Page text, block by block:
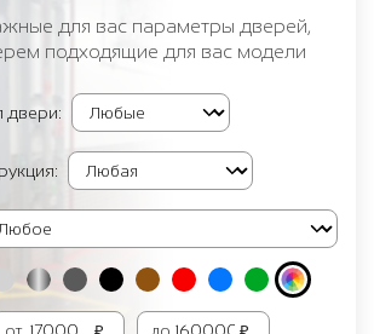
для вас параметры дверей,
подходящие для вас модели
двери:
от ₽ до ₽